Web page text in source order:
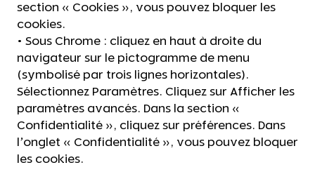
section « Cookies », vous pouvez bloquer les
cookies.
• Sous Chrome : cliquez en haut à droite du
navigateur sur le pictogramme de menu
(symbolisé par trois lignes horizontales).
Sélectionnez Paramètres. Cliquez sur Afficher les
paramètres avancés. Dans la section «
Confidentialité », cliquez sur préférences. Dans
l’onglet « Confidentialité », vous pouvez bloquer
les cookies.